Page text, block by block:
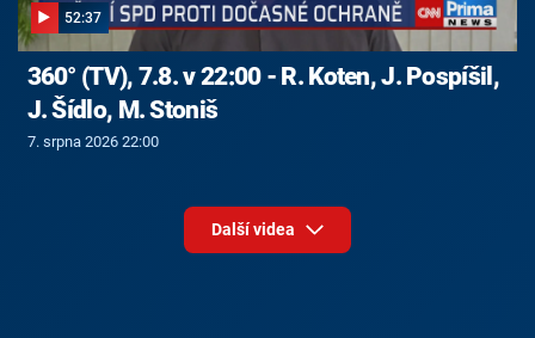
52:37
360° (TV), 7.8. v 22:00 - R. Koten, J. Pospíšil,
J. Šídlo, M. Stoniš
7. srpna 2026 22:00
Další videa